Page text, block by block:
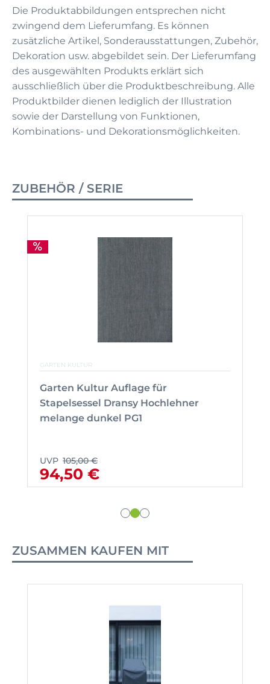
Die Produktabbildungen entsprechen nicht
zwingend dem Lieferumfang. Es können
zusätzliche Artikel, Sonderausstattungen, Zubehör,
Dekoration usw. abgebildet sein. Der Lieferumfang
des ausgewählten Produkts erklärt sich
ausschließlich über die Produktbeschreibung. Alle
Produktbilder dienen lediglich der Illustration
sowie der Darstellung von Funktionen,
Kombinations- und Dekorationsmöglichkeiten.
ZUBEHÖR / SERIE
GARTEN KULTUR
Garten Kultur Auflage für
Stapelsessel Dransy Hochlehner
melange dunkel PG1
UVP 105,00 €
94,50 €
ZUSAMMEN KAUFEN MIT